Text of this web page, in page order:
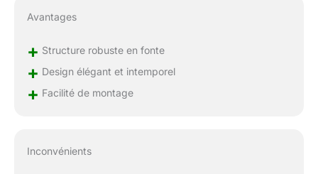
Avantages
+ Structure robuste en fonte
+ Design élégant et intemporel
+ Facilité de montage
Inconvénients